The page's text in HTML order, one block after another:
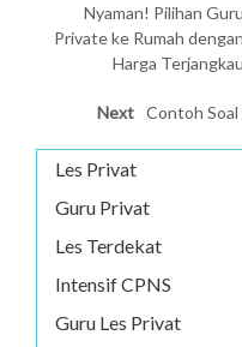
Nyaman! Pilihan Guru
Private ke Rumah dengan
Harga Terjangkau
Next Contoh Soal
Les Privat
Guru Privat
Les Terdekat
Intensif CPNS
Guru Les Privat